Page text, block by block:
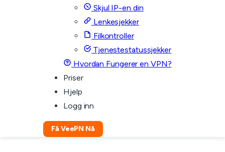
Skjul IP-en din
Lenkesjekker
Filkontroller
Tjenestestatussjekker
Hvordan Fungerer en VPN?
Priser
Hjelp
Logg inn
Få VeePN Nå